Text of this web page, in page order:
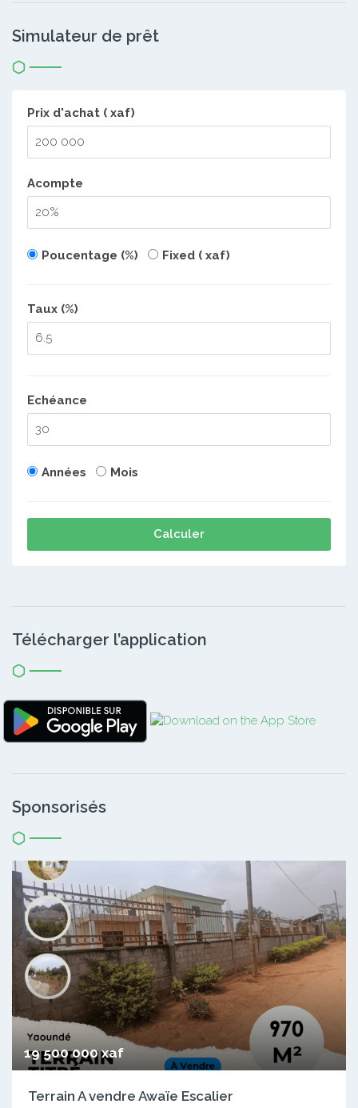
Simulateur de prêt
Prix d'achat ( xaf)
Acompte
Poucentage (%) Fixed ( xaf)
Taux (%)
Echéance
Années Mois
Calculer
Télécharger l’application
Sponsorisés
19 500 000 xaf
Terrain A vendre Awaïe Escalier